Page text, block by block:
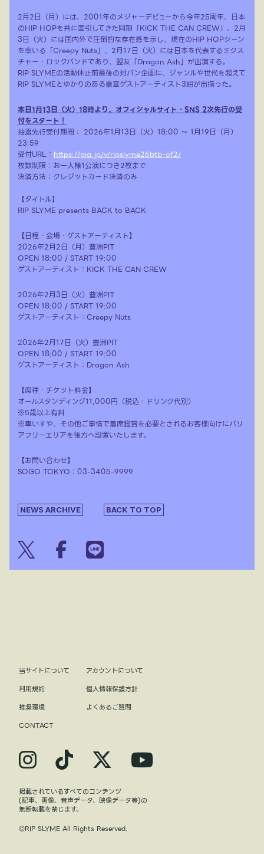
2月2日（月）には、2001年のメジャーデビューから今年25周年、日本
のHIP HOPを共に牽引してきた同期「KICK THE CAN CREW」、2月
3日（火）には国内外で圧倒的な存在感を示し、現在のHIP HOPシーン
を率いる「Creepy Nuts」、2月17日（火）には日本を代表するミクス
チャー・ロックバンドであり、盟友「Dragon Ash」が出演する。
RIP SLYMEの活動休止前最後の対バン企画に、ジャンルや世代を超えて
RIP SLYMEとゆかりのある豪華ゲストアーティスト3組が出揃った。
本日1月13日（火）18時より、オフィシャルサイト・SNS 2次先行の受
付をスタート！
抽選先行受付期間： 2026年1月13日（火）18:00 ～ 1月19日（月）
23:59
受付URL： https://pia.jp/v/ripslyme26btb-of2/
枚数制限：お一人様1公演につき2枚まで
決済方法：クレジットカード決済のみ
【タイトル】
RIP SLYME presents BACK to BACK
【日程・会場・ゲストアーティスト】
2026年2月2日（月）豊洲PIT
OPEN 18:00 / START 19:00
ゲストアーティスト：KICK THE CAN CREW
2026年2月3日（火）豊洲PIT
OPEN 18:00 / START 19:00
ゲストアーティスト：Creepy Nuts
2026年2月17日（火）豊洲PIT
OPEN 18:00 / START 19:00
ゲストアーティスト：Dragon Ash
【席種・チケット料金】
オールスタンディング11,000円（税込・ドリンク代別）
※5歳以上有料
※車いすや、その他ご事情で着席鑑賞を必要とされるお客様向けにバリ
アフリーエリアを後方へ設置いたします。
【お問い合わせ】
SOGO TOKYO：03-3405-9999
NEWS ARCHIVE BACK TO TOP
当サイトについて
アカウントについて
利用規約
個人情報保護方針
推奨環境
よくあるご質問
CONTACT
掲載されているすべてのコンテンツ
(記事、画像、音声データ、映像データ等)の
無断転載を禁じます。
©RIP SLYME All Rights Reserved.